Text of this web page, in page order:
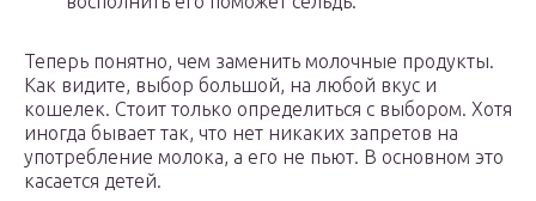
Теперь понятно, чем заменить молочные продукты.
Как видите, выбор большой, на любой вкус и
кошелек. Стоит только определиться с выбором. Хотя
иногда бывает так, что нет никаких запретов на
употребление молока, а его не пьют. В основном это
касается детей.